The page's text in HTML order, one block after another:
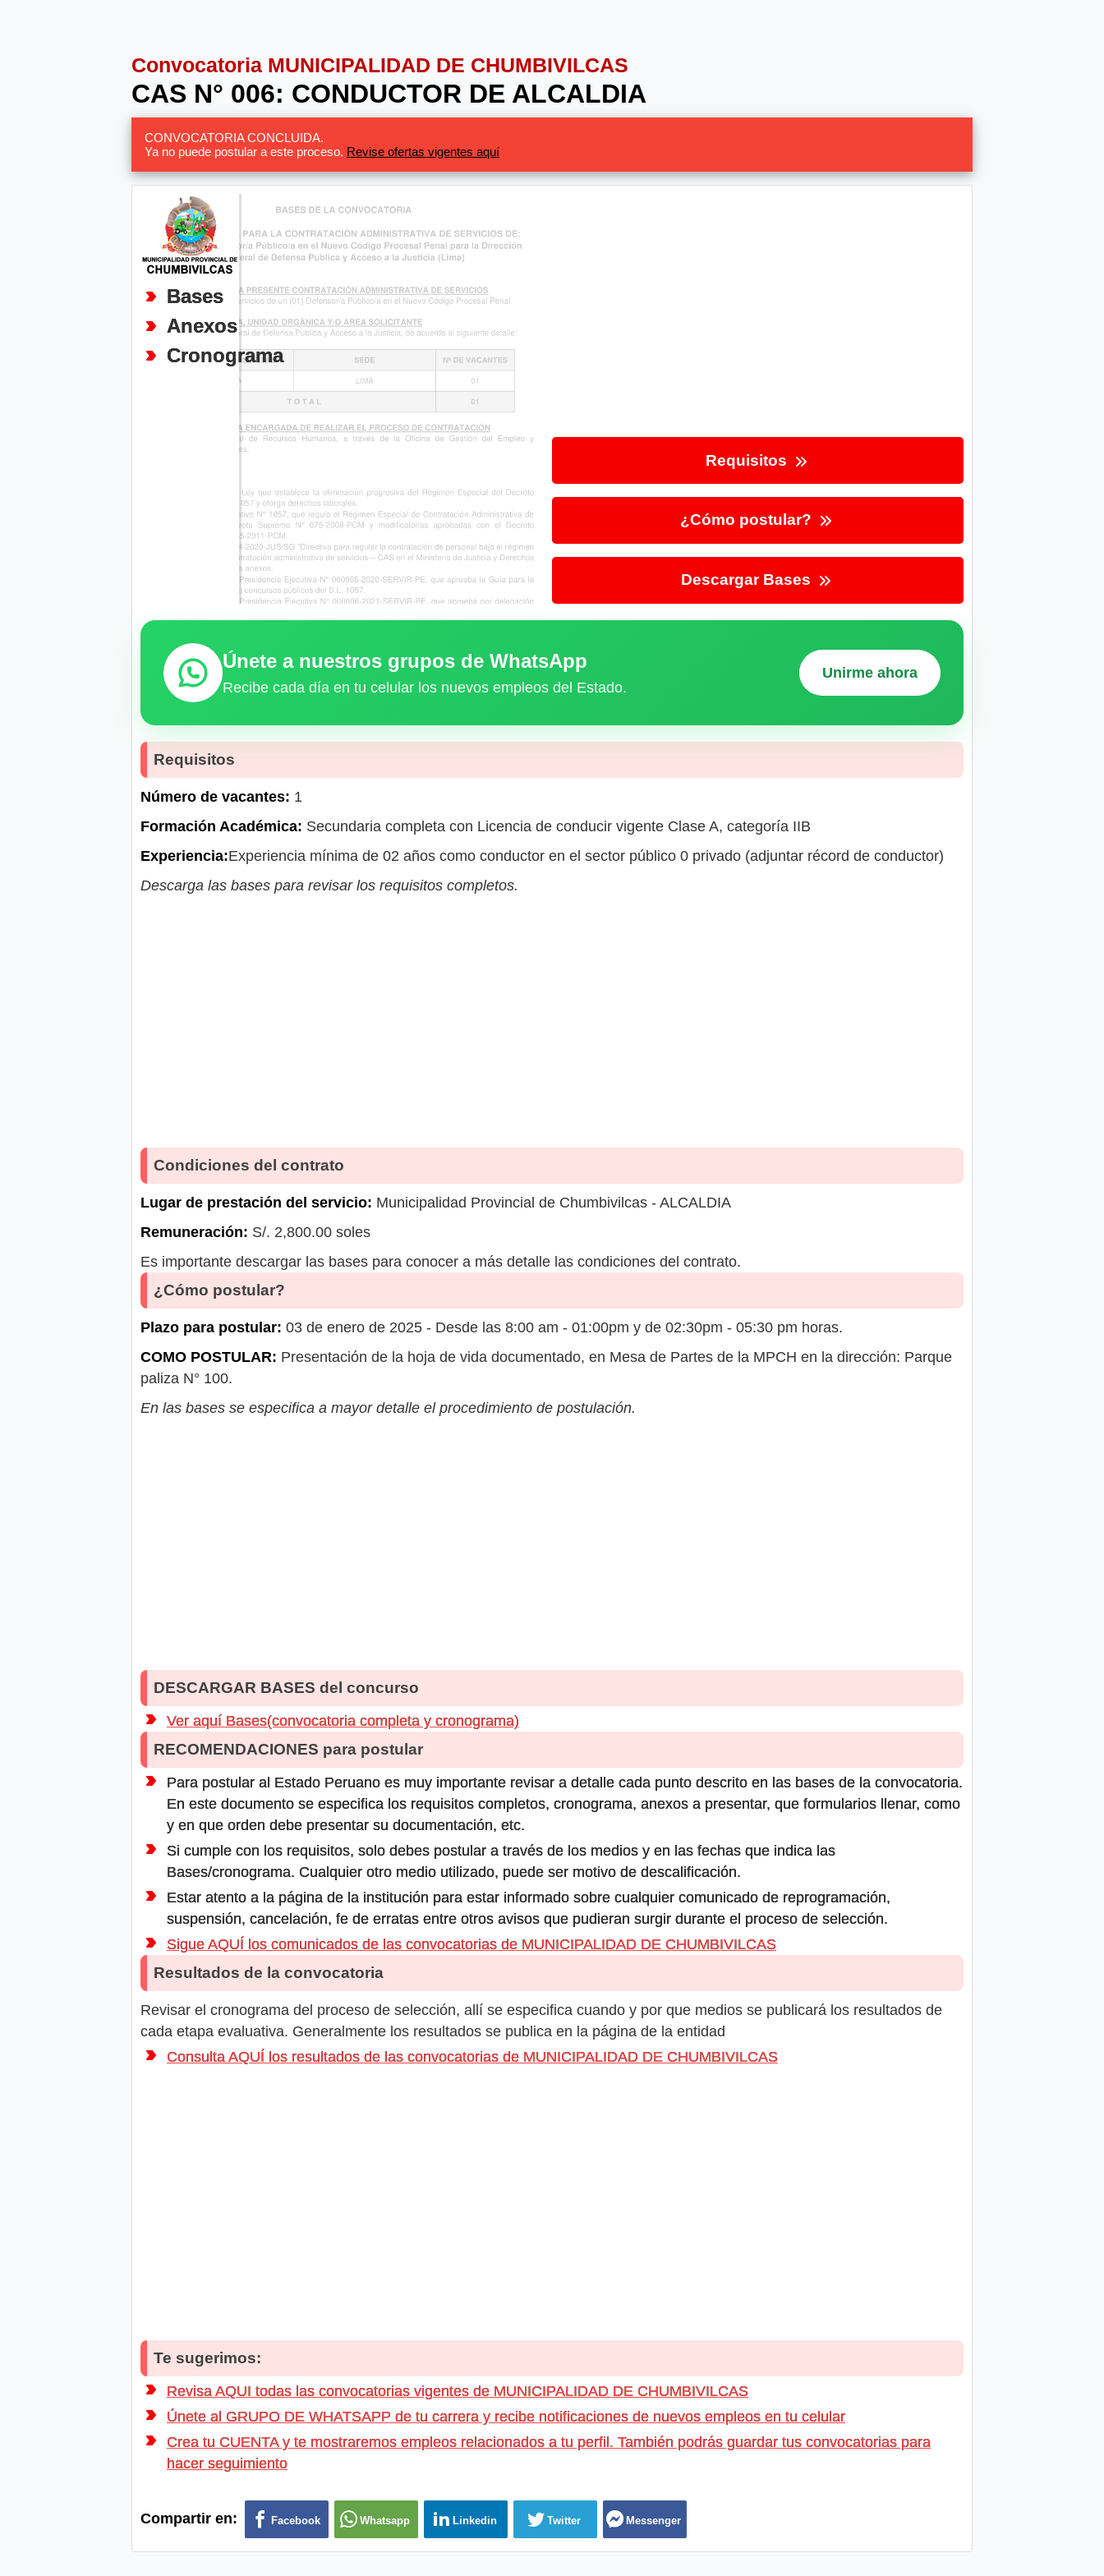
Convocatoria MUNICIPALIDAD DE CHUMBIVILCAS
CAS N° 006: CONDUCTOR DE ALCALDIA
CONVOCATORIA CONCLUIDA.
Ya no puede postular a este proceso. Revise ofertas vigentes aquí
Bases
Anexos
Cronograma
Requisitos
¿Cómo postular?
Descargar Bases
Únete a nuestros grupos de WhatsApp
Recibe cada día en tu celular los nuevos empleos del Estado.
Unirme ahora
Requisitos
Número de vacantes: 1
Formación Académica: Secundaria completa con Licencia de conducir vigente Clase A, categoría IIB
Experiencia:Experiencia mínima de 02 años como conductor en el sector público 0 privado (adjuntar récord de conductor)
Descarga las bases para revisar los requisitos completos.
Condiciones del contrato
Lugar de prestación del servicio: Municipalidad Provincial de Chumbivilcas - ALCALDIA
Remuneración: S/. 2,800.00 soles
Es importante descargar las bases para conocer a más detalle las condiciones del contrato.
¿Cómo postular?
Plazo para postular: 03 de enero de 2025 - Desde las 8:00 am - 01:00pm y de 02:30pm - 05:30 pm horas.
COMO POSTULAR: Presentación de la hoja de vida documentado, en Mesa de Partes de la MPCH en la dirección: Parque
paliza N° 100.
En las bases se especifica a mayor detalle el procedimiento de postulación.
DESCARGAR BASES del concurso
Ver aquí Bases(convocatoria completa y cronograma)
RECOMENDACIONES para postular
Para postular al Estado Peruano es muy importante revisar a detalle cada punto descrito en las bases de la convocatoria.
En este documento se especifica los requisitos completos, cronograma, anexos a presentar, que formularios llenar, como
y en que orden debe presentar su documentación, etc.
Si cumple con los requisitos, solo debes postular a través de los medios y en las fechas que indica las
Bases/cronograma. Cualquier otro medio utilizado, puede ser motivo de descalificación.
Estar atento a la página de la institución para estar informado sobre cualquier comunicado de reprogramación,
suspensión, cancelación, fe de erratas entre otros avisos que pudieran surgir durante el proceso de selección.
Sigue AQUÍ los comunicados de las convocatorias de MUNICIPALIDAD DE CHUMBIVILCAS
Resultados de la convocatoria
Revisar el cronograma del proceso de selección, allí se especifica cuando y por que medios se publicará los resultados de
cada etapa evaluativa. Generalmente los resultados se publica en la página de la entidad
Consulta AQUÍ los resultados de las convocatorias de MUNICIPALIDAD DE CHUMBIVILCAS
Te sugerimos:
Revisa AQUI todas las convocatorias vigentes de MUNICIPALIDAD DE CHUMBIVILCAS
Únete al GRUPO DE WHATSAPP de tu carrera y recibe notificaciones de nuevos empleos en tu celular
Crea tu CUENTA y te mostraremos empleos relacionados a tu perfil. También podrás guardar tus convocatorias para
hacer seguimiento
Compartir en: Facebook Whatsapp Linkedin Twitter Messenger